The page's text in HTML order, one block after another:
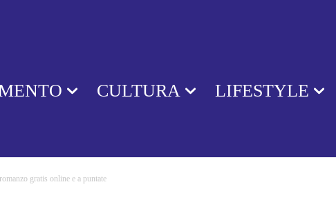
CULTURA LIFESTYLE
gratis online e a puntate